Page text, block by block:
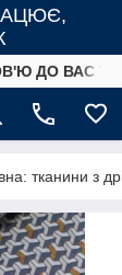
ДО ВАС
тканини з